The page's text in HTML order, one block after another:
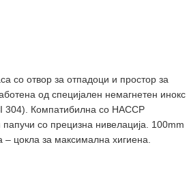
со отвор за отпадоци и простор за
од специјален немагнетен инокс
304). Компатибилнa со HACCP
папучи со прецизна нивелација. 100mm
– цокла за максимална хигиена.